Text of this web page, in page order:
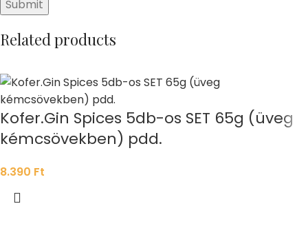
Related products
Kofer.Gin Spices 5db-os SET 65g (üveg
kémcsövekben) pdd.
8.390 Ft